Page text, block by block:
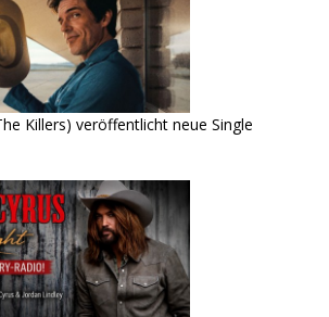
Killers) veröffentlicht neue Single